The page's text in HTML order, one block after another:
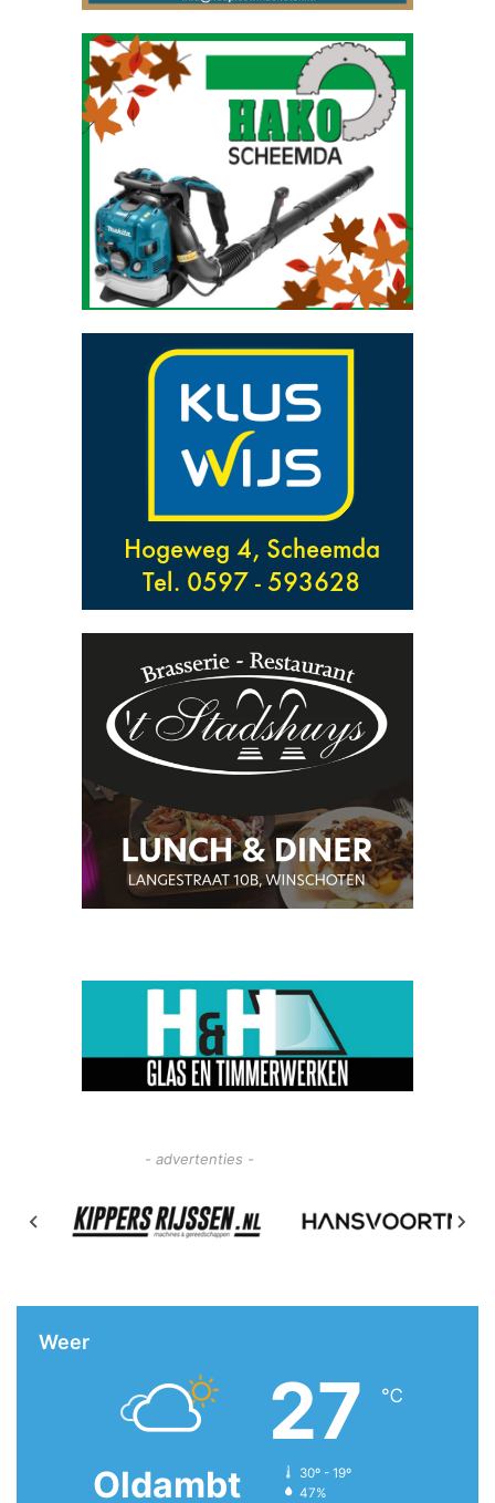
- advertenties -
Weer
Oldambt
27 ℃
30º - 19º
47%